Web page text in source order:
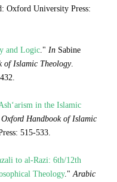
Oxford University Press:
and Logic." In Sabine
of Islamic Theology.
in the Islamic
Oxford Handbook of Islamic
515-533.
to al-Razi: 6th/12th
Theology."Arabic